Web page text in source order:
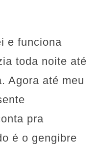
e funciona
toda noite até
Agora até meu
pra
é o gengibre